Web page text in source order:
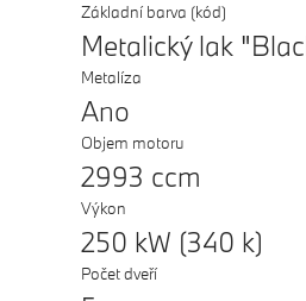
Základní barva (kód)
Metalický lak
Metalíza
Ano
Objem motoru
2993 ccm
Výkon
250 kW (340 k)
Počet dveří